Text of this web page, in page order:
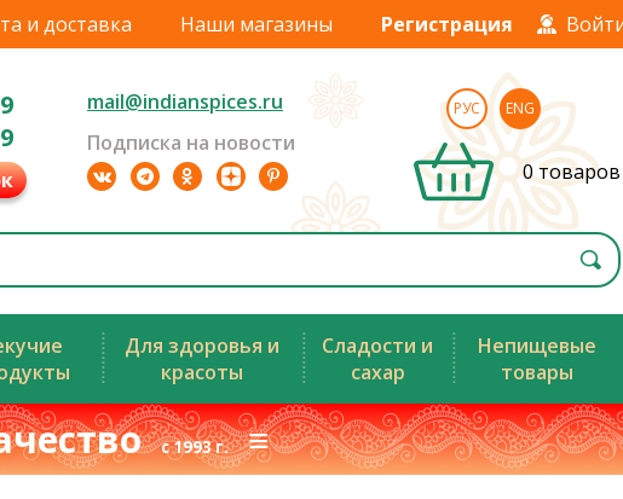
и доставка Наши магазины Регистрация
mail@indianspices.ru
Подписка на новости
РУС ENG
0 товаров
Для здоровья и
красоты
Сладости и
сахар
Непищевые
товары
с 1993 г.≡